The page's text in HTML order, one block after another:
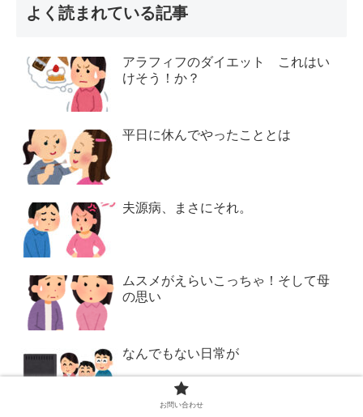
よく読まれている記事
アラフィフのダイエット これはい
けそう！か？
平日に休んでやったこととは
夫源病、まさにそれ。
ムスメがえらいこっちゃ！そして母
の思い
なんでもない日常が
お問い合わせ